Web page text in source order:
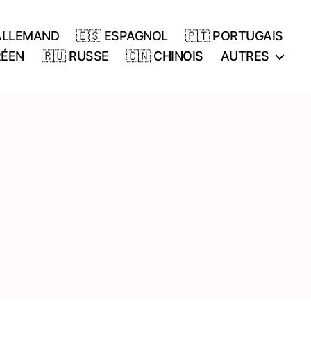
🇪🇸 ESPAGNOL
🇵🇹 PORTUGAIS
🇷🇺 RUSSE 🇨🇳 CHINOIS AUTRES